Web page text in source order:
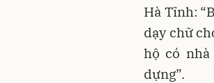
Hà Tĩnh:
dạy chữ
hộ có
dựng”.